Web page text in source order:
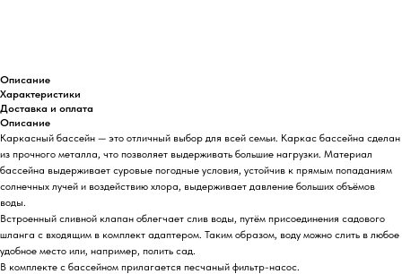
Описание
Характеристики
Доставка и оплата
Описание
Каркасный бассейн — это отличный выбор для всей семьи. Каркас бассейна сделан
из прочного металла, что позволяет выдерживать большие нагрузки. Материал
бассейна выдерживает суровые погодные условия, устойчив к прямым попаданиям
солнечных лучей и воздействию хлора, выдерживает давление больших объёмов
воды.
Встроенный сливной клапан облегчает слив воды, путём присоединения садового
шланга с входящим в комплект адаптером. Таким образом, воду можно слить в любое
удобное место или, например, полить сад.
В комплекте с бассейном прилагается песчаный фильтр-насос.